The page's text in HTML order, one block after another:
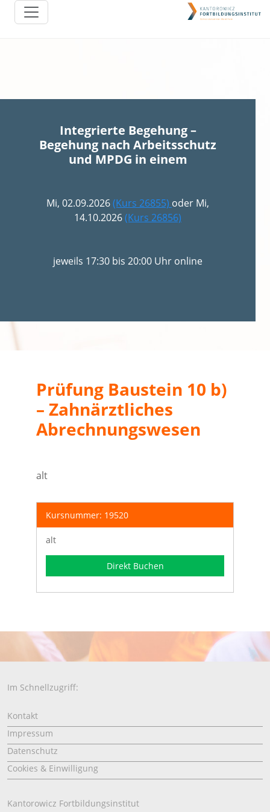
Integrierte Begehung –
Begehung nach Arbeitsschutz
und MPDG in einem
Mi, 02.09.2026(Kurs 26855) oder Mi,
14.10.2026(Kurs 26856)
jeweils 17:30 bis 20:00 Uhr online
Prüfung Baustein 10 b)
– Zahnärztliches
Abrechnungswesen
alt
Kursnummer: 19520
alt
Direkt Buchen
Im Schnellzugriff:
Kontakt
Impressum
Datenschutz
Cookies & Einwilligung
Kantorowicz Fortbildungsinstitut